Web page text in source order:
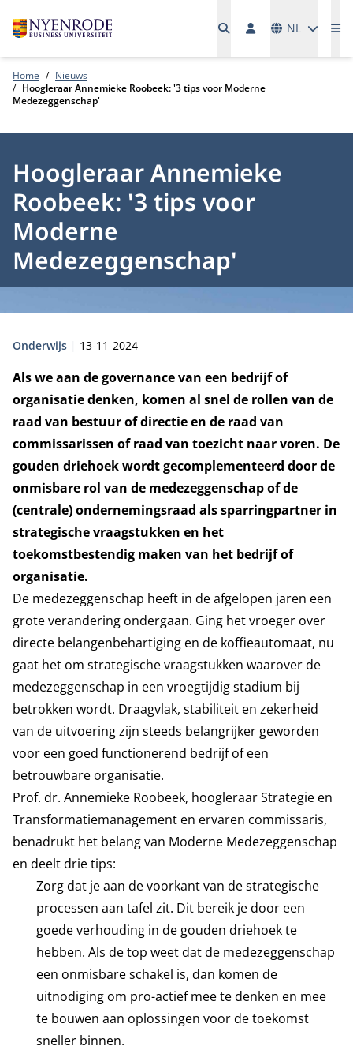
NL
Home
Nieuws
Hoogleraar Annemieke Roobeek: '3 tips voor Moderne
Medezeggenschap'
Hoogleraar Annemieke
Roobeek: '3 tips voor
Moderne
Medezeggenschap'
Type:
Onderwijs Publicatiedatum:
13-11-2024
Als we aan de governance van een bedrijf of
organisatie denken, komen al snel de rollen van de
raad van bestuur of directie en de raad van
commissarissen of raad van toezicht naar voren. De
gouden driehoek wordt gecomplementeerd door de
onmisbare rol van de medezeggenschap of de
(centrale) ondernemingsraad als sparringpartner in
strategische vraagstukken en het
toekomstbestendig maken van het bedrijf of
organisatie.
De medezeggenschap heeft in de afgelopen jaren een
grote verandering ondergaan. Ging het vroeger over
directe belangenbehartiging en de koffieautomaat, nu
gaat het om strategische vraagstukken waarover de
medezeggenschap in een vroegtijdig stadium bij
betrokken wordt. Draagvlak, stabiliteit en zekerheid
van de uitvoering zijn steeds belangrijker geworden
voor een goed functionerend bedrijf of een
betrouwbare organisatie.
Prof. dr. Annemieke Roobeek, hoogleraar Strategie en
Transformatiemanagement en ervaren commissaris,
benadrukt het belang van Moderne Medezeggenschap
en deelt drie tips:
Zorg dat je aan de voorkant van de strategische
processen aan tafel zit. Dit bereik je door een
goede verhouding in de gouden driehoek te
hebben. Als de top weet dat de medezeggenschap
een onmisbare schakel is, dan komen de
uitnodiging om pro-actief mee te denken en mee
te bouwen aan oplossingen voor de toekomst
sneller binnen.